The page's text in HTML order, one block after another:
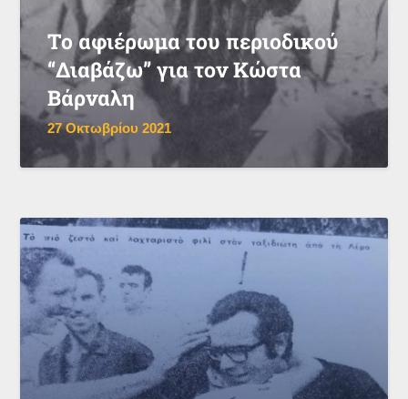
Το αφιέρωμα του περιοδικού
“Διαβάζω” για τον Κώστα
Βάρναλη
27 Οκτωβρίου 2021